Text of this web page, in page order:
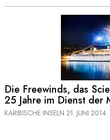
Die Freewinds, das
25 Jahre im Dienst der
KARIBISCHE INSELN 21. JUNI 2014